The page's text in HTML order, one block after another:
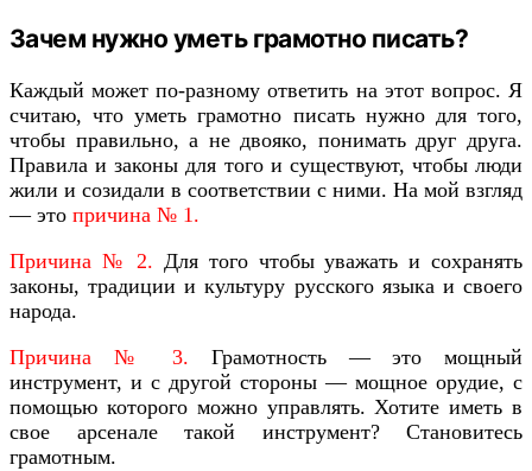
Зачем нужно уметь грамотно писать?
Каждый может по-разному ответить на этот вопрос. Я
считаю, что уметь грамотно писать нужно для того,
чтобы правильно, а не двояко, понимать друг друга.
Правила и законы для того и существуют, чтобы люди
жили и созидали в соответствии с ними. На мой взгляд
— это причина № 1.
Причина № 2. Для того чтобы уважать и сохранять
законы, традиции и культуру русского языка и своего
народа.
Причина № 3. Грамотность — это мощный
инструмент, и с другой стороны — мощное орудие, с
помощью которого можно управлять. Хотите иметь в
свое арсенале такой инструмент? Становитесь
грамотным.